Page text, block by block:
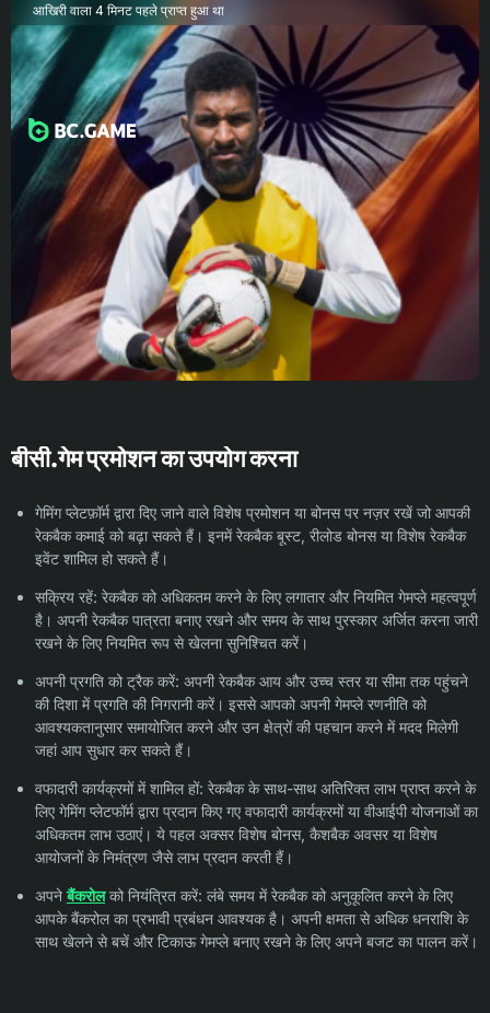
आखिरी वाला 4 मिनट पहले प्राप्त हुआ था
बीसी.गेम प्रमोशन का उपयोग करना
गेमिंग प्लेटफ़ॉर्म द्वारा दिए जाने वाले विशेष प्रमोशन या बोनस पर नज़र रखें जो आपकी
रेकबैक कमाई को बढ़ा सकते हैं। इनमें रेकबैक बूस्ट, रीलोड बोनस या विशेष रेकबैक
इवेंट शामिल हो सकते हैं।
सक्रिय रहें: रेकबैक को अधिकतम करने के लिए लगातार और नियमित गेमप्ले महत्वपूर्ण
है। अपनी रेकबैक पात्रता बनाए रखने और समय के साथ पुरस्कार अर्जित करना जारी
रखने के लिए नियमित रूप से खेलना सुनिश्चित करें।
अपनी प्रगति को ट्रैक करें: अपनी रेकबैक आय और उच्च स्तर या सीमा तक पहुंचने
की दिशा में प्रगति की निगरानी करें। इससे आपको अपनी गेमप्ले रणनीति को
आवश्यकतानुसार समायोजित करने और उन क्षेत्रों की पहचान करने में मदद मिलेगी
जहां आप सुधार कर सकते हैं।
वफादारी कार्यक्रमों में शामिल हों: रेकबैक के साथ-साथ अतिरिक्त लाभ प्राप्त करने के
लिए गेमिंग प्लेटफॉर्म द्वारा प्रदान किए गए वफादारी कार्यक्रमों या वीआईपी योजनाओं का
अधिकतम लाभ उठाएं। ये पहल अक्सर विशेष बोनस, कैशबैक अवसर या विशेष
आयोजनों के निमंत्रण जैसे लाभ प्रदान करती हैं।
अपनेबैंकरोलको नियंत्रित करें: लंबे समय में रेकबैक को अनुकूलित करने के लिए
आपके बैंकरोल का प्रभावी प्रबंधन आवश्यक है। अपनी क्षमता से अधिक धनराशि के
साथ खेलने से बचें और टिकाऊ गेमप्ले बनाए रखने के लिए अपने बजट का पालन करें।